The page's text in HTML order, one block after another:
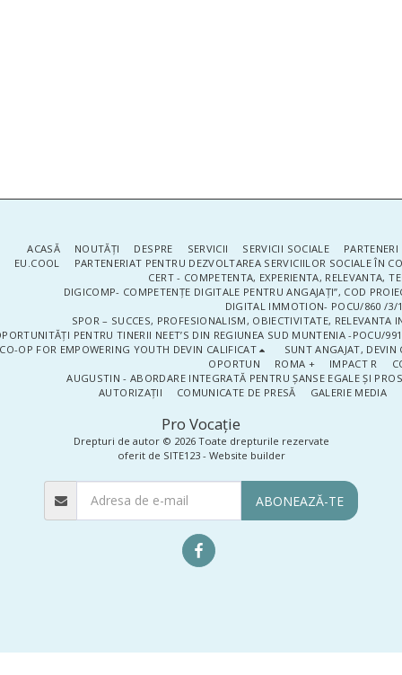
Pro Vocaţie
Drepturi de autor © 2026 Toate drepturile rezervate
oferit de SITE123- Website builder
ACASĂ NOUTĂŢI DESPRE SERVICII SERVICII SOCIALE
EU.COOL
PARTENERIAT PENTRU DEZVOLTAREA SERVICIILOR SOCIALE ÎN
CERT - COMPETENTA, EXPERIENTA, RELEVANTA,
DIGICOMP- COMPETENȚE DIGITALE PENTRU ANGAJAȚI”, COD
DIGITAL IMMOTION- POCU/860 /3/
SPOR – SUCCES, PROFESIONALISM, OBIECTIVITATE, RELEVANTA
PENTRU TINERII NEET’S DIN REGIUNEA SUD MUNTENIA -POCU/
CO-OP FOR EMPOWERING YOUTH DEVIN CALIFICAT
SUNT ANGAJAT, DEVIN
OPORTUN
ROMA + IMPACT R
AUGUSTIN - ABORDARE INTEGRATĂ PENTRU ȘANSE EGALE ȘI
AUTORIZAȚII
COMUNICATE DE PRESĂ GALERIE MEDIA
ABONEAZĂ-TE